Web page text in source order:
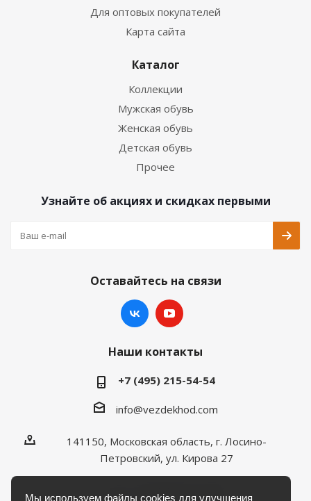
Для оптовых покупателей
Карта сайта
Каталог
Коллекции
Мужская обувь
Женская обувь
Детская обувь
Прочее
Узнайте об акциях и скидках первыми
Оставайтесь на связи
Наши контакты
+7 (495) 215-54-54
info@vezdekhod.com
141150, Московская область, г. Лосино-
Петровский, ул. Кирова 27
Пн - Пт 08:00 до 17:00
Мы используем файлы cookies для улучшения